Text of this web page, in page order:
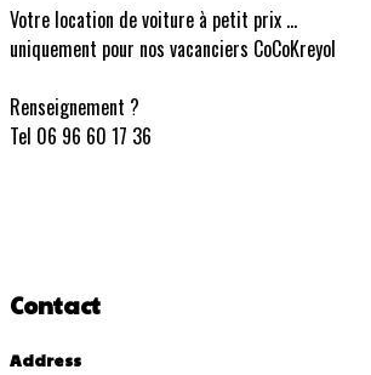
Votre location de voiture à petit prix ...
uniquement pour nos vacanciers CoCoKreyol
Renseignement ?
Tel 06 96 60 17 36
Contact
Address